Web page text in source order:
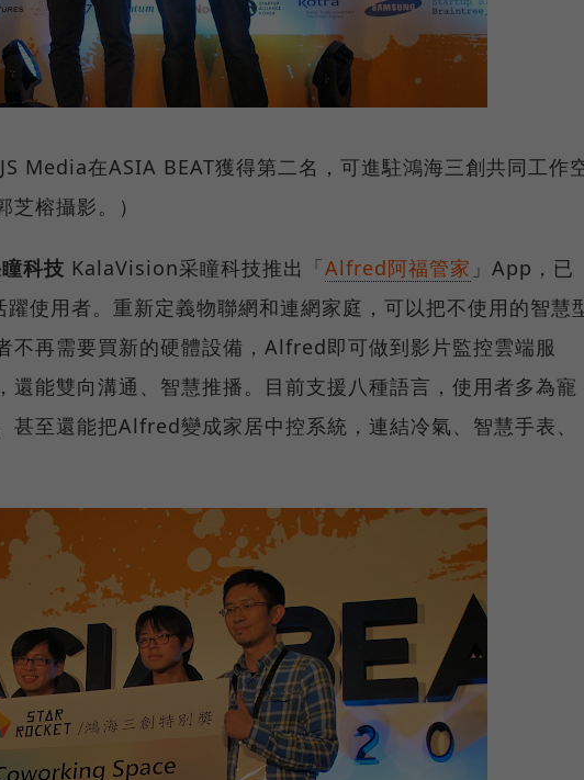
Media在ASIA BEAT獲得第二名，可進駐鴻海三創共同工作
榕攝影。）
科技 KalaVision采瞳科技推出「Alfred阿福管家 」App，已
使用者。重新定義物聯網和連網家庭，可以把不使用的智慧
不再需要買新的硬體設備，Alfred即可做到影片監控雲端服
還能雙向溝通、智慧推播。目前支援八種語言，使用者多為寵
甚至還能把Alfred變成家居中控系統，連結冷氣、智慧手表、